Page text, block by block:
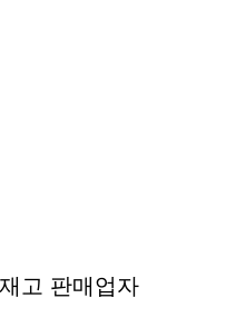
재고 판매업자